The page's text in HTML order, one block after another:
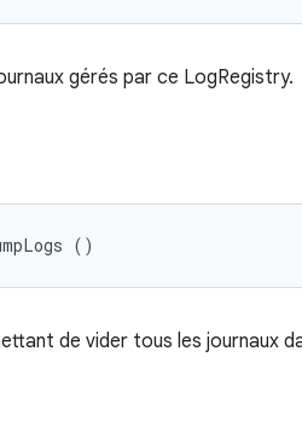
gérés par ce LogRegistry.
()
de vider tous les journaux